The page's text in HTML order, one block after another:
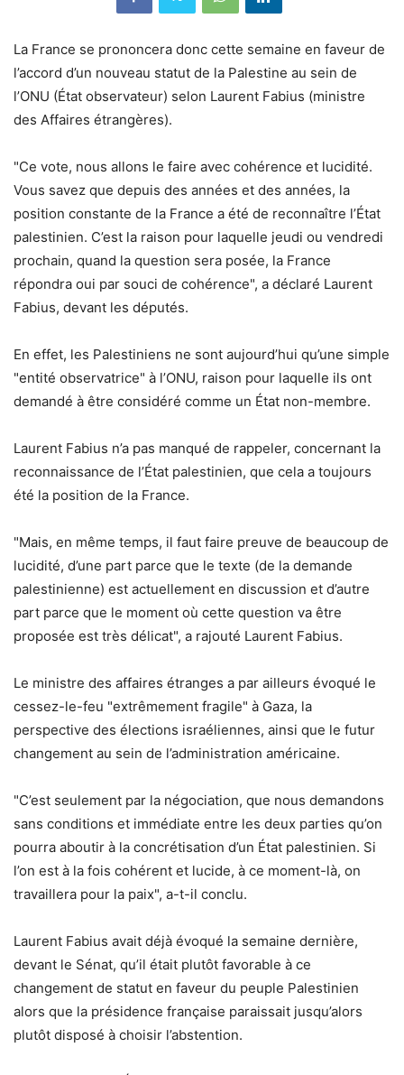
La France se prononcera donc cette semaine en faveur de
l’accord d’un nouveau statut de la Palestine au sein de
l’ONU (État observateur) selon Laurent Fabius (ministre
des Affaires étrangères).
"Ce vote, nous allons le faire avec cohérence et lucidité.
Vous savez que depuis des années et des années, la
position constante de la France a été de reconnaître l’État
palestinien. C’est la raison pour laquelle jeudi ou vendredi
prochain, quand la question sera posée, la France
répondra oui par souci de cohérence", a déclaré Laurent
Fabius, devant les députés.
En effet, les Palestiniens ne sont aujourd’hui qu’une simple
"entité observatrice" à l’ONU, raison pour laquelle ils ont
demandé à être considéré comme un État non-membre.
Laurent Fabius n’a pas manqué de rappeler, concernant la
reconnaissance de l’État palestinien, que cela a toujours
été la position de la France.
"Mais, en même temps, il faut faire preuve de beaucoup de
lucidité, d’une part parce que le texte (de la demande
palestinienne) est actuellement en discussion et d’autre
part parce que le moment où cette question va être
proposée est très délicat", a rajouté Laurent Fabius.
Le ministre des affaires étranges a par ailleurs évoqué le
cessez-le-feu "extrêmement fragile" à Gaza, la
perspective des élections israéliennes, ainsi que le futur
changement au sein de l’administration américaine.
"C’est seulement par la négociation, que nous demandons
sans conditions et immédiate entre les deux parties qu’on
pourra aboutir à la concrétisation d’un État palestinien. Si
l’on est à la fois cohérent et lucide, à ce moment-là, on
travaillera pour la paix", a-t-il conclu.
Laurent Fabius avait déjà évoqué la semaine dernière,
devant le Sénat, qu’il était plutôt favorable à ce
changement de statut en faveur du peuple Palestinien
alors que la présidence française paraissait jusqu’alors
plutôt disposé à choisir l’abstention.